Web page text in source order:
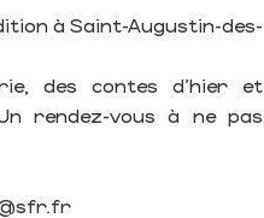
à Saint-Augustin-des-
des contes d’hier et
rendez-vous à ne pas